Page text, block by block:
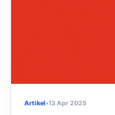
Artikel•13 Apr 2025